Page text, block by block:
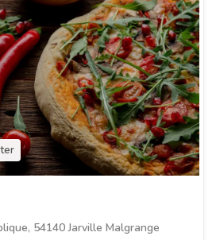
54140 Jarville Malgrange